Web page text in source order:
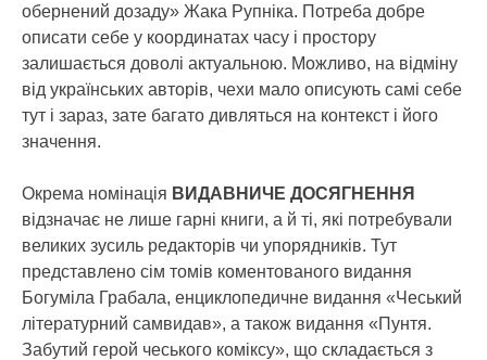
обернений дозаду» Жака Рупніка. Потреба добре
описати себе у координатах часу і простору
залишається доволі актуальною. Можливо, на відміну
від українських авторів, чехи мало описують самі себе
тут і зараз, зате багато дивляться на контекст і його
значення.
Окрема номінація ВИДАВНИЧЕ ДОСЯГНЕННЯ
відзначає не лише гарні книги, а й ті, які потребували
великих зусиль редакторів чи упорядників. Тут
представлено сім томів коментованого видання
Богуміла Грабала, енциклопедичне видання «Чеський
літературний самвидав», а також видання «Пунтя.
Забутий герой чеського коміксу», що складається з